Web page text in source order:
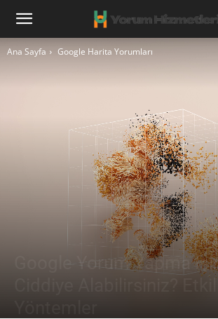
Ana Sayfa Google Harita Yorumları
Google Yorum Yapma
Yöntemler